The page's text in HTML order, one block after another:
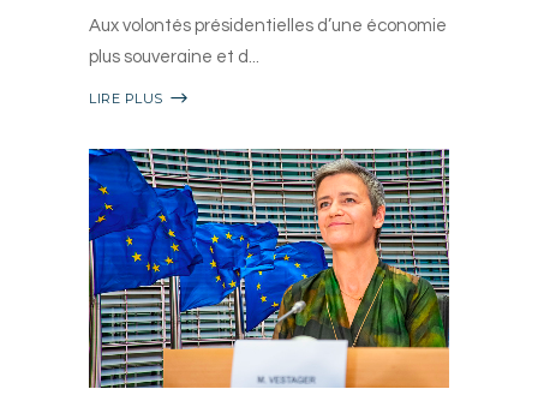
Aux volontés présidentielles d’une économie
plus souveraine et d
LIRE PLUS